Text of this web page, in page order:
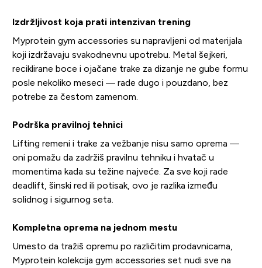
Izdržljivost koja prati intenzivan trening
Myprotein gym accessories su napravljeni od materijala
koji izdržavaju svakodnevnu upotrebu. Metal šejkeri,
reciklirane boce i ojačane trake za dizanje ne gube formu
posle nekoliko meseci — rade dugo i pouzdano, bez
potrebe za čestom zamenom.
Podrška pravilnoj tehnici
Lifting remeni i trake za vežbanje nisu samo oprema —
oni pomažu da zadržiš pravilnu tehniku i hvatač u
momentima kada su težine najveće. Za sve koji rade
deadlift, šinski red ili potisak, ovo je razlika između
solidnog i sigurnog seta.
Kompletna oprema na jednom mestu
Umesto da tražiš opremu po različitim prodavnicama,
Myprotein kolekcija gym accessories set nudi sve na